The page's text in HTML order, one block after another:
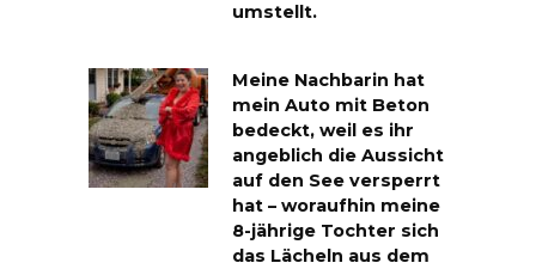
umstellt.
Meine Nachbarin hat
mein Auto mit Beton
bedeckt, weil es ihr
angeblich die Aussicht
auf den See versperrt
hat – woraufhin meine
8-jährige Tochter sich
das Lächeln aus dem